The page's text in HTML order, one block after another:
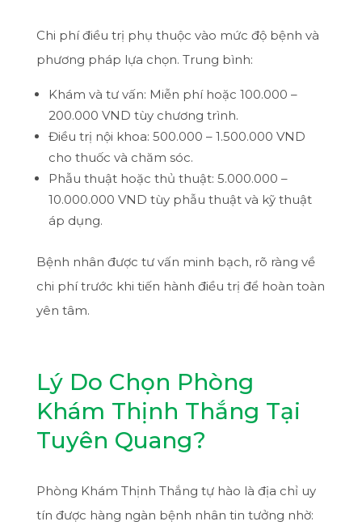
Chi phí điều trị phụ thuộc vào mức độ bệnh và
phương pháp lựa chọn. Trung bình:
Khám và tư vấn: Miễn phí hoặc 100.000 –
200.000 VND tùy chương trình.
Điều trị nội khoa: 500.000 – 1.500.000 VND
cho thuốc và chăm sóc.
Phẫu thuật hoặc thủ thuật: 5.000.000 –
10.000.000 VND tùy phẫu thuật và kỹ thuật
áp dụng.
Bệnh nhân được tư vấn minh bạch, rõ ràng về
chi phí trước khi tiến hành điều trị để hoàn toàn
yên tâm.
Lý Do Chọn Phòng
Khám Thịnh Thắng Tại
Tuyên Quang?
Phòng Khám Thịnh Thắng tự hào là địa chỉ uy
tín được hàng ngàn bệnh nhân tin tưởng nhờ: